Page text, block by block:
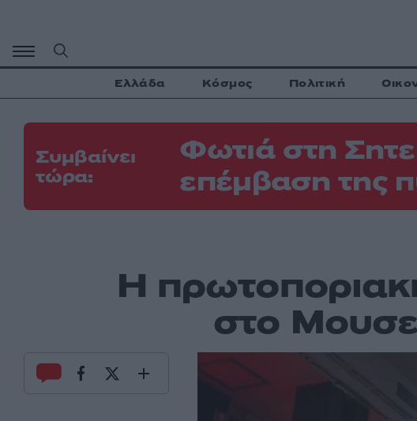
περιεχόμενο
Ελλάδα Κόσμος Πολιτική
Συμβαίνει
τώρα:
Φωτιά στη
επέμβαση της
Η
στο